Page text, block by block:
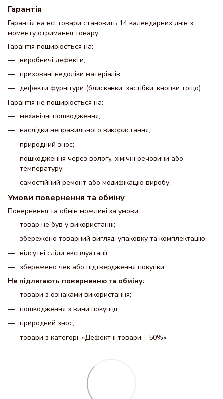
Гарантія
Гарантія на всі товари становить 14 календарних днів з
моменту отримання товару.
Гарантія поширюється на:
виробничі дефекти;
приховані недоліки матеріалів;
дефекти фурнітури (блискавки, застібки, кнопки тощо).
Гарантія не поширюється на:
механічні пошкодження;
наслідки неправильного використання;
природний знос;
пошкодження через вологу, хімічні речовини або
температуру;
самостійний ремонт або модифікацію виробу.
Умови повернення та обміну
Повернення та обмін можливі за умови:
товар не був у використанні;
збережено товарний вигляд, упаковку та комплектацію;
відсутні сліди експлуатації;
збережено чек або підтвердження покупки.
Не підлягають поверненню та обміну:
товари з ознаками використання;
пошкодження з вини покупця;
природний знос;
товари з категорії «Дефектні товари – 50%»